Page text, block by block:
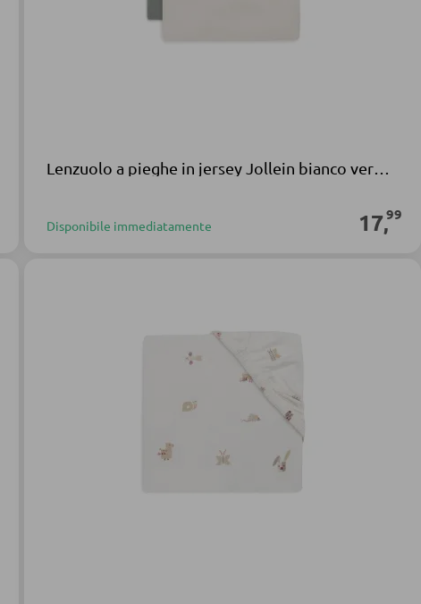
Disponibile immediatamente 17,99